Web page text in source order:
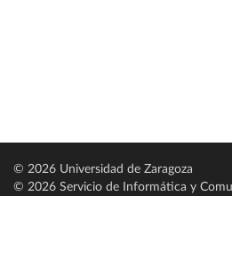
© 2026 Universidad de Zaragoza
© 2026 Servicio de Informática y